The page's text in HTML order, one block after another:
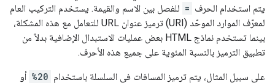
يتم استخدام الحرف = للفصل بين الاسم والقيمة. يستخدم التركيب العام
لمعرّف الموارد الموحّد (URI) ترميز عنوان URL للتعامل مع هذه المشكلة،
بينما تستخدم نماذج HTML بعض عمليات الاستبدال الإضافية بدلاً من
تطبيق الترميز بالنسبة المئوية على جميع هذه الأحرف.
على سبيل المثال، يتم ترميز المسافات في السلسلة باستخدام %20 أو